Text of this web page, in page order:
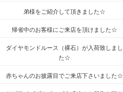
弟様をご紹介して頂きました☆
帰省中のお客様にご来店を頂けました☆
ダイヤモンドルース（裸石）が入荷致しまし
た☆
赤ちゃんのお披露目でご来店下さいました☆